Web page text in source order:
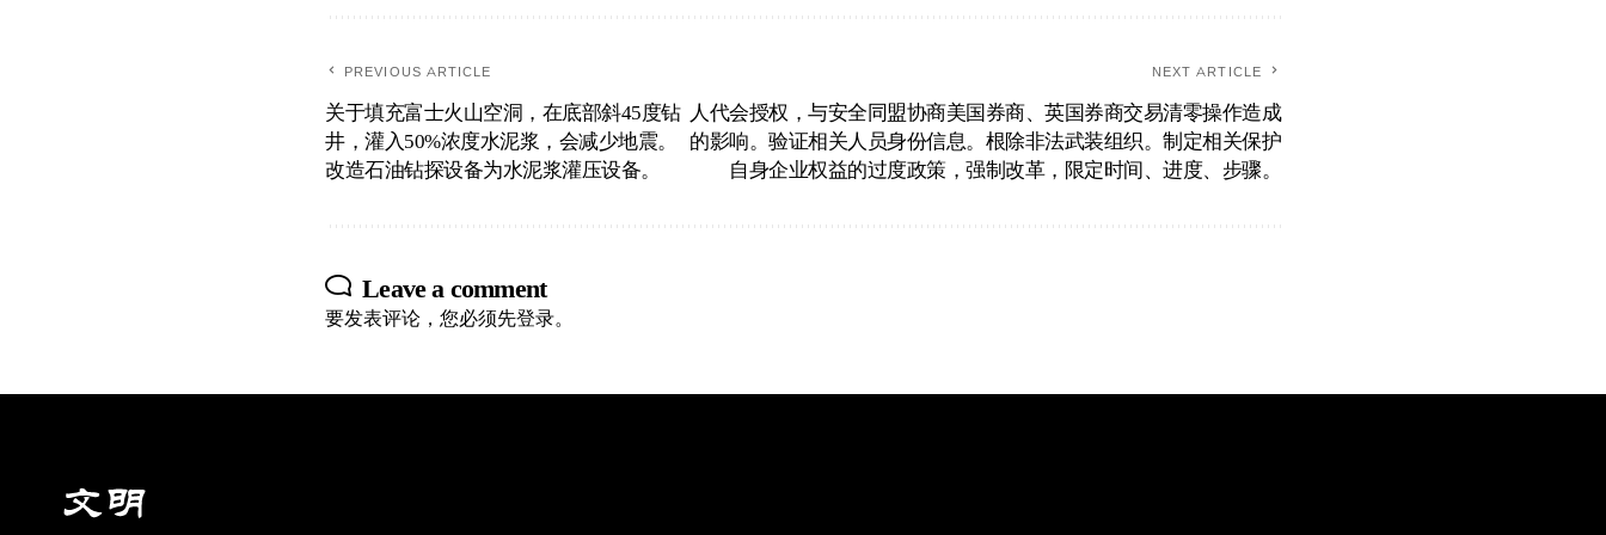
PREVIOUS ARTICLE
关于填充富士火山空洞，在底部斜45度钻
井，灌入50%浓度水泥浆，会减少地震。
改造石油钻探设备为水泥浆灌压设备。
NEXT ARTICLE
人代会授权，与安全同盟协商美国券商、英国券商交易清零操作造成
的影响。验证相关人员身份信息。根除非法武装组织。制定相关保护
自身企业权益的过度政策，强制改革，限定时间、进度、步骤。
Leave a comment
要发表评论，您必须先登录。